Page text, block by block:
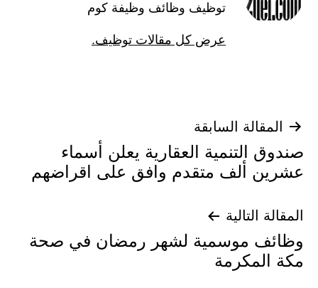
توظيف وظائف وظيفة كوم
عرض كل مقالات توظيف.
تصفّح
المقالات
المقالة السابقة
صندوق التنمية العقارية يعلن أسماء
عشرين ألف متقدم وافق على اقراضهم
المقالة التالية
وظائف موسمية لشهر رمضان في صحة
مكة المكرمة